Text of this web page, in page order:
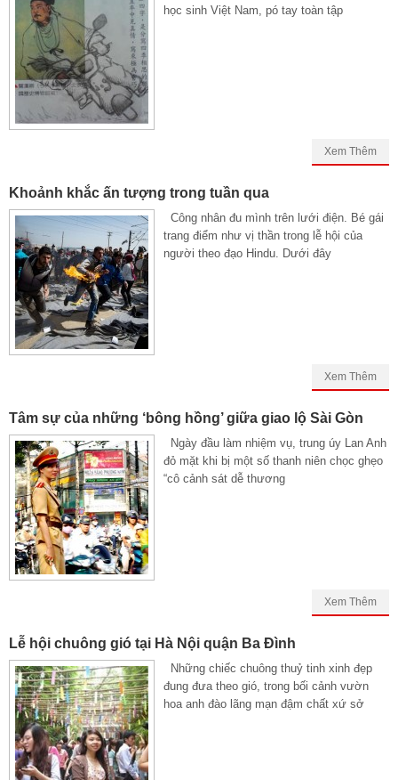
học sinh Việt Nam, pó tay toàn tập
Xem Thêm
Khoảnh khắc ấn tượng trong tuần qua
Công nhân đu mình trên lưới điện. Bé gái
trang điểm như vị thần trong lễ hội của
người theo đạo Hindu. Dưới đây
Xem Thêm
Tâm sự của những ‘bông hồng’ giữa giao lộ Sài Gòn
Ngày đầu làm nhiệm vụ, trung úy Lan Anh
đỏ mặt khi bị một số thanh niên chọc ghẹo
“cô cảnh sát dễ thương
Xem Thêm
Lễ hội chuông gió tại Hà Nội quận Ba Đình
Những chiếc chuông thuỷ tinh xinh đẹp
đung đưa theo gió, trong bối cảnh vườn
hoa anh đào lãng mạn đậm chất xứ sở